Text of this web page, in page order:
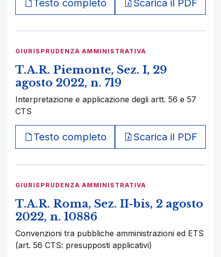
Testo completo Scarica il PDF
GIURISPRUDENZA AMMINISTRATIVA
T.A.R. Piemonte, Sez. I, 29
agosto 2022, n. 719
Interpretazione e applicazione degli artt. 56 e 57
CTS
Testo completo Scarica il PDF
GIURISPRUDENZA AMMINISTRATIVA
T.A.R. Roma, Sez. II-bis, 2 agosto
2022, n. 10886
Convenzioni tra pubbliche amministrazioni ed ETS
(art. 56 CTS: presupposti applicativi)